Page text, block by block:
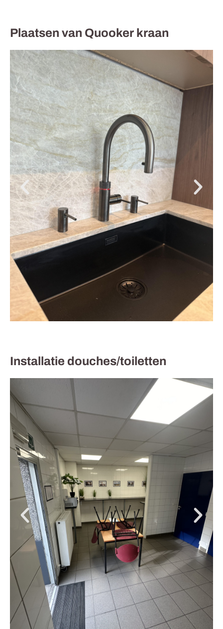
Plaatsen van Quooker kraan
Installatie douches/toiletten